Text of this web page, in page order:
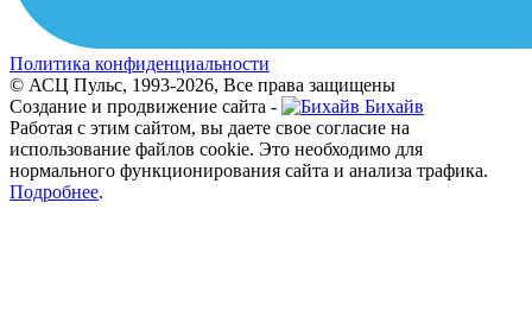
Политика конфиденциальности
© АСЦ Пульс, 1993-2026, Все права защищены
Создание и продвижение сайта -
Бихайв
Работая с этим сайтом, вы даете свое согласие на
использование файлов cookie. Это необходимо для
нормального функционирования сайта и анализа трафика.
Подробнее.